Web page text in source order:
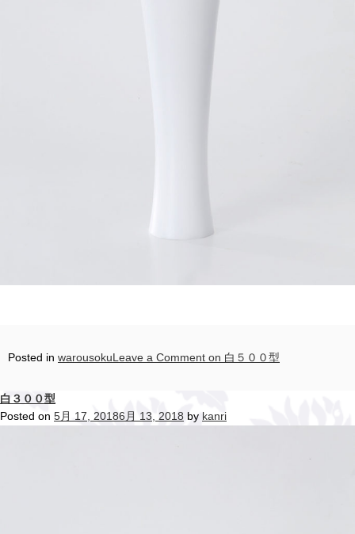
Posted in warousokuLeave a Comment on 白５００型
白３００型
Posted on 5月 17, 20186月 13, 2018 by kanri